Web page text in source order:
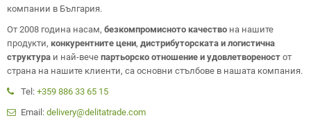
компании в България.
От 2008 година насам, безкомпромисното качество на нашите
продукти, конкурентните цени, дистрибуторската и логистична
структура и най-вече партьорско отношение и удовлетвореност от
страна на нашите клиенти, са основни стълбове в нашата компания.
Tel: +359 886 33 65 15
Email: delivery@delitatrade.com